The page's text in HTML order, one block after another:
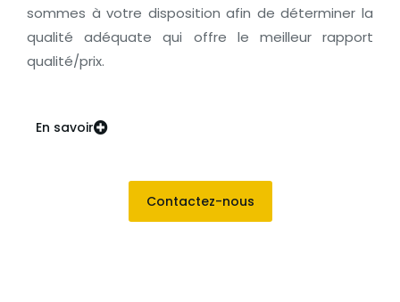
sommes à votre disposition afin de déterminer la
qualité adéquate qui offre le meilleur rapport
qualité/prix.
En savoir
Contactez-nous